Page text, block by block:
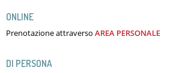
ONLINE
Prenotazione attraverso AREA PERSONALE
DI PERSONA